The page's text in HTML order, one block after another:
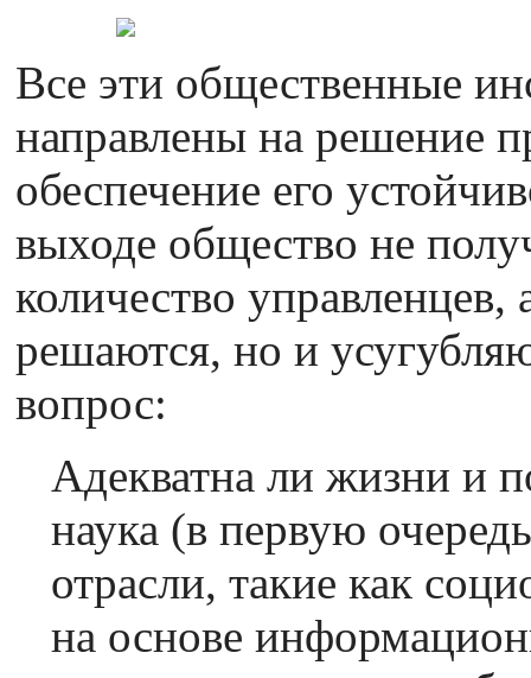
Все эти общественные
направлены на решение
обеспечение его
выходе общество не
количество
решаются, но и
вопрос:
Адекватна ли жизни и
наука (в первую
отрасли, такие как
на основе